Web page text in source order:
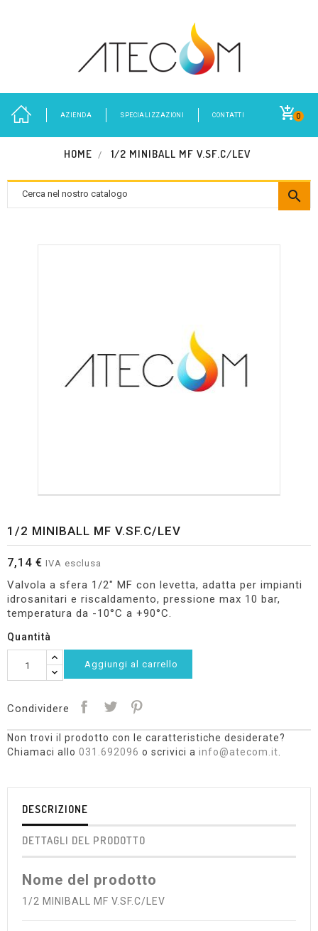
0
AZIENDA SPECIALIZZAZIONI CONTATTI
HOME 1/2 MINIBALL MF V.SF.C/LEV

1/2 MINIBALL MF V.SF.C/LEV
7,14 € IVA esclusa
Valvola a sfera 1/2" MF con levetta, adatta per impianti
idrosanitari e riscaldamento, pressione max 10 bar,
temperatura da -10°C a +90°C.
Quantità
Aggiungi al carrello
Condividere
Non trovi il prodotto con le caratteristiche desiderate?
Chiamaci allo 031.692096 o scrivici a info@atecom.it
DESCRIZIONE
DETTAGLI DEL PRODOTTO
Nome del prodotto
1/2 MINIBALL MF V.SF.C/LEV